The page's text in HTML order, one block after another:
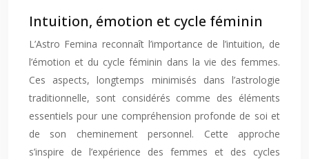
Intuition, émotion et cycle féminin
L’Astro Femina reconnaît l’importance de l’intuition, de
l’émotion et du cycle féminin dans la vie des femmes.
Ces aspects, longtemps minimisés dans l’astrologie
traditionnelle, sont considérés comme des éléments
essentiels pour une compréhension profonde de soi et
de son cheminement personnel. Cette approche
s’inspire de l’expérience des femmes et des cycles